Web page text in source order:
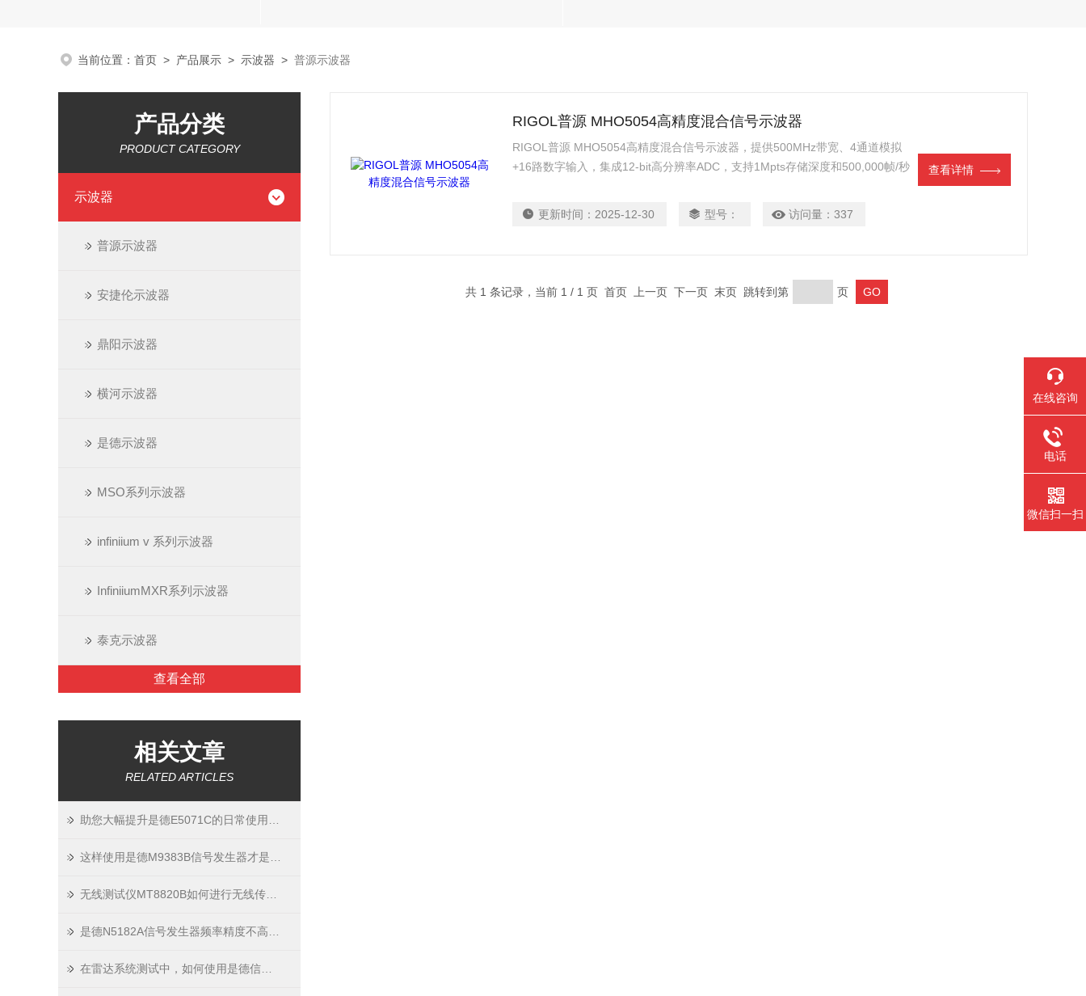
当前位置： 首页 > 产品展示 > 示波器 > 普源示波器
产品分类
PRODUCT CATEGORY
示波器
普源示波器
安捷伦示波器
鼎阳示波器
横河示波器
是德示波器
MSO系列示波器
infiniium v 系列示波器
InfiniiumMXR系列示波器
泰克示波器
查看全部
相关文章
RELATED ARTICLES
RIGOL普源 MHO5054高精度混合信号示波器
RIGOL普源 MHO5054高精度混合信号示波器，提供500MHz带宽、4通道模拟
+16路数字输入，集成12-bit高分辨率ADC，支持1Mpts存储深度和500,000帧/秒
更新时间： 2025-12-30 型号： 访问量：337
查看详情
共 1 条记录，当前 1 / 1 页 首页 上一页 下一页 末页 跳转到第 页
在线咨询
电话
微信扫一扫